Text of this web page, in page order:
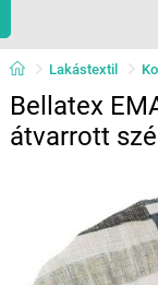
Lakástextil
Bellatex
átvarrott